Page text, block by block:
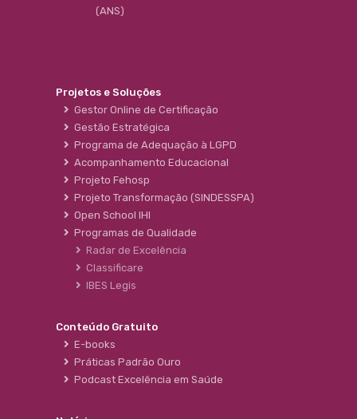
(ANS)
Projetos e Soluções
Gestor Online de Certificação
Gestão Estratégica
Programa de Adequação à LGPD
Acompanhamento Educacional
Projeto Fehosp
Projeto Transformação (SINDESSPA)
Open School IHI
Programas de Qualidade
Radar de Excelência
Classificare
IBES Legis
Conteúdo Gratuito
E-books
Práticas Padrão Ouro
Podcast Excelência em Saúde